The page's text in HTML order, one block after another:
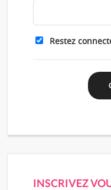
Restez
INSCRIVEZ